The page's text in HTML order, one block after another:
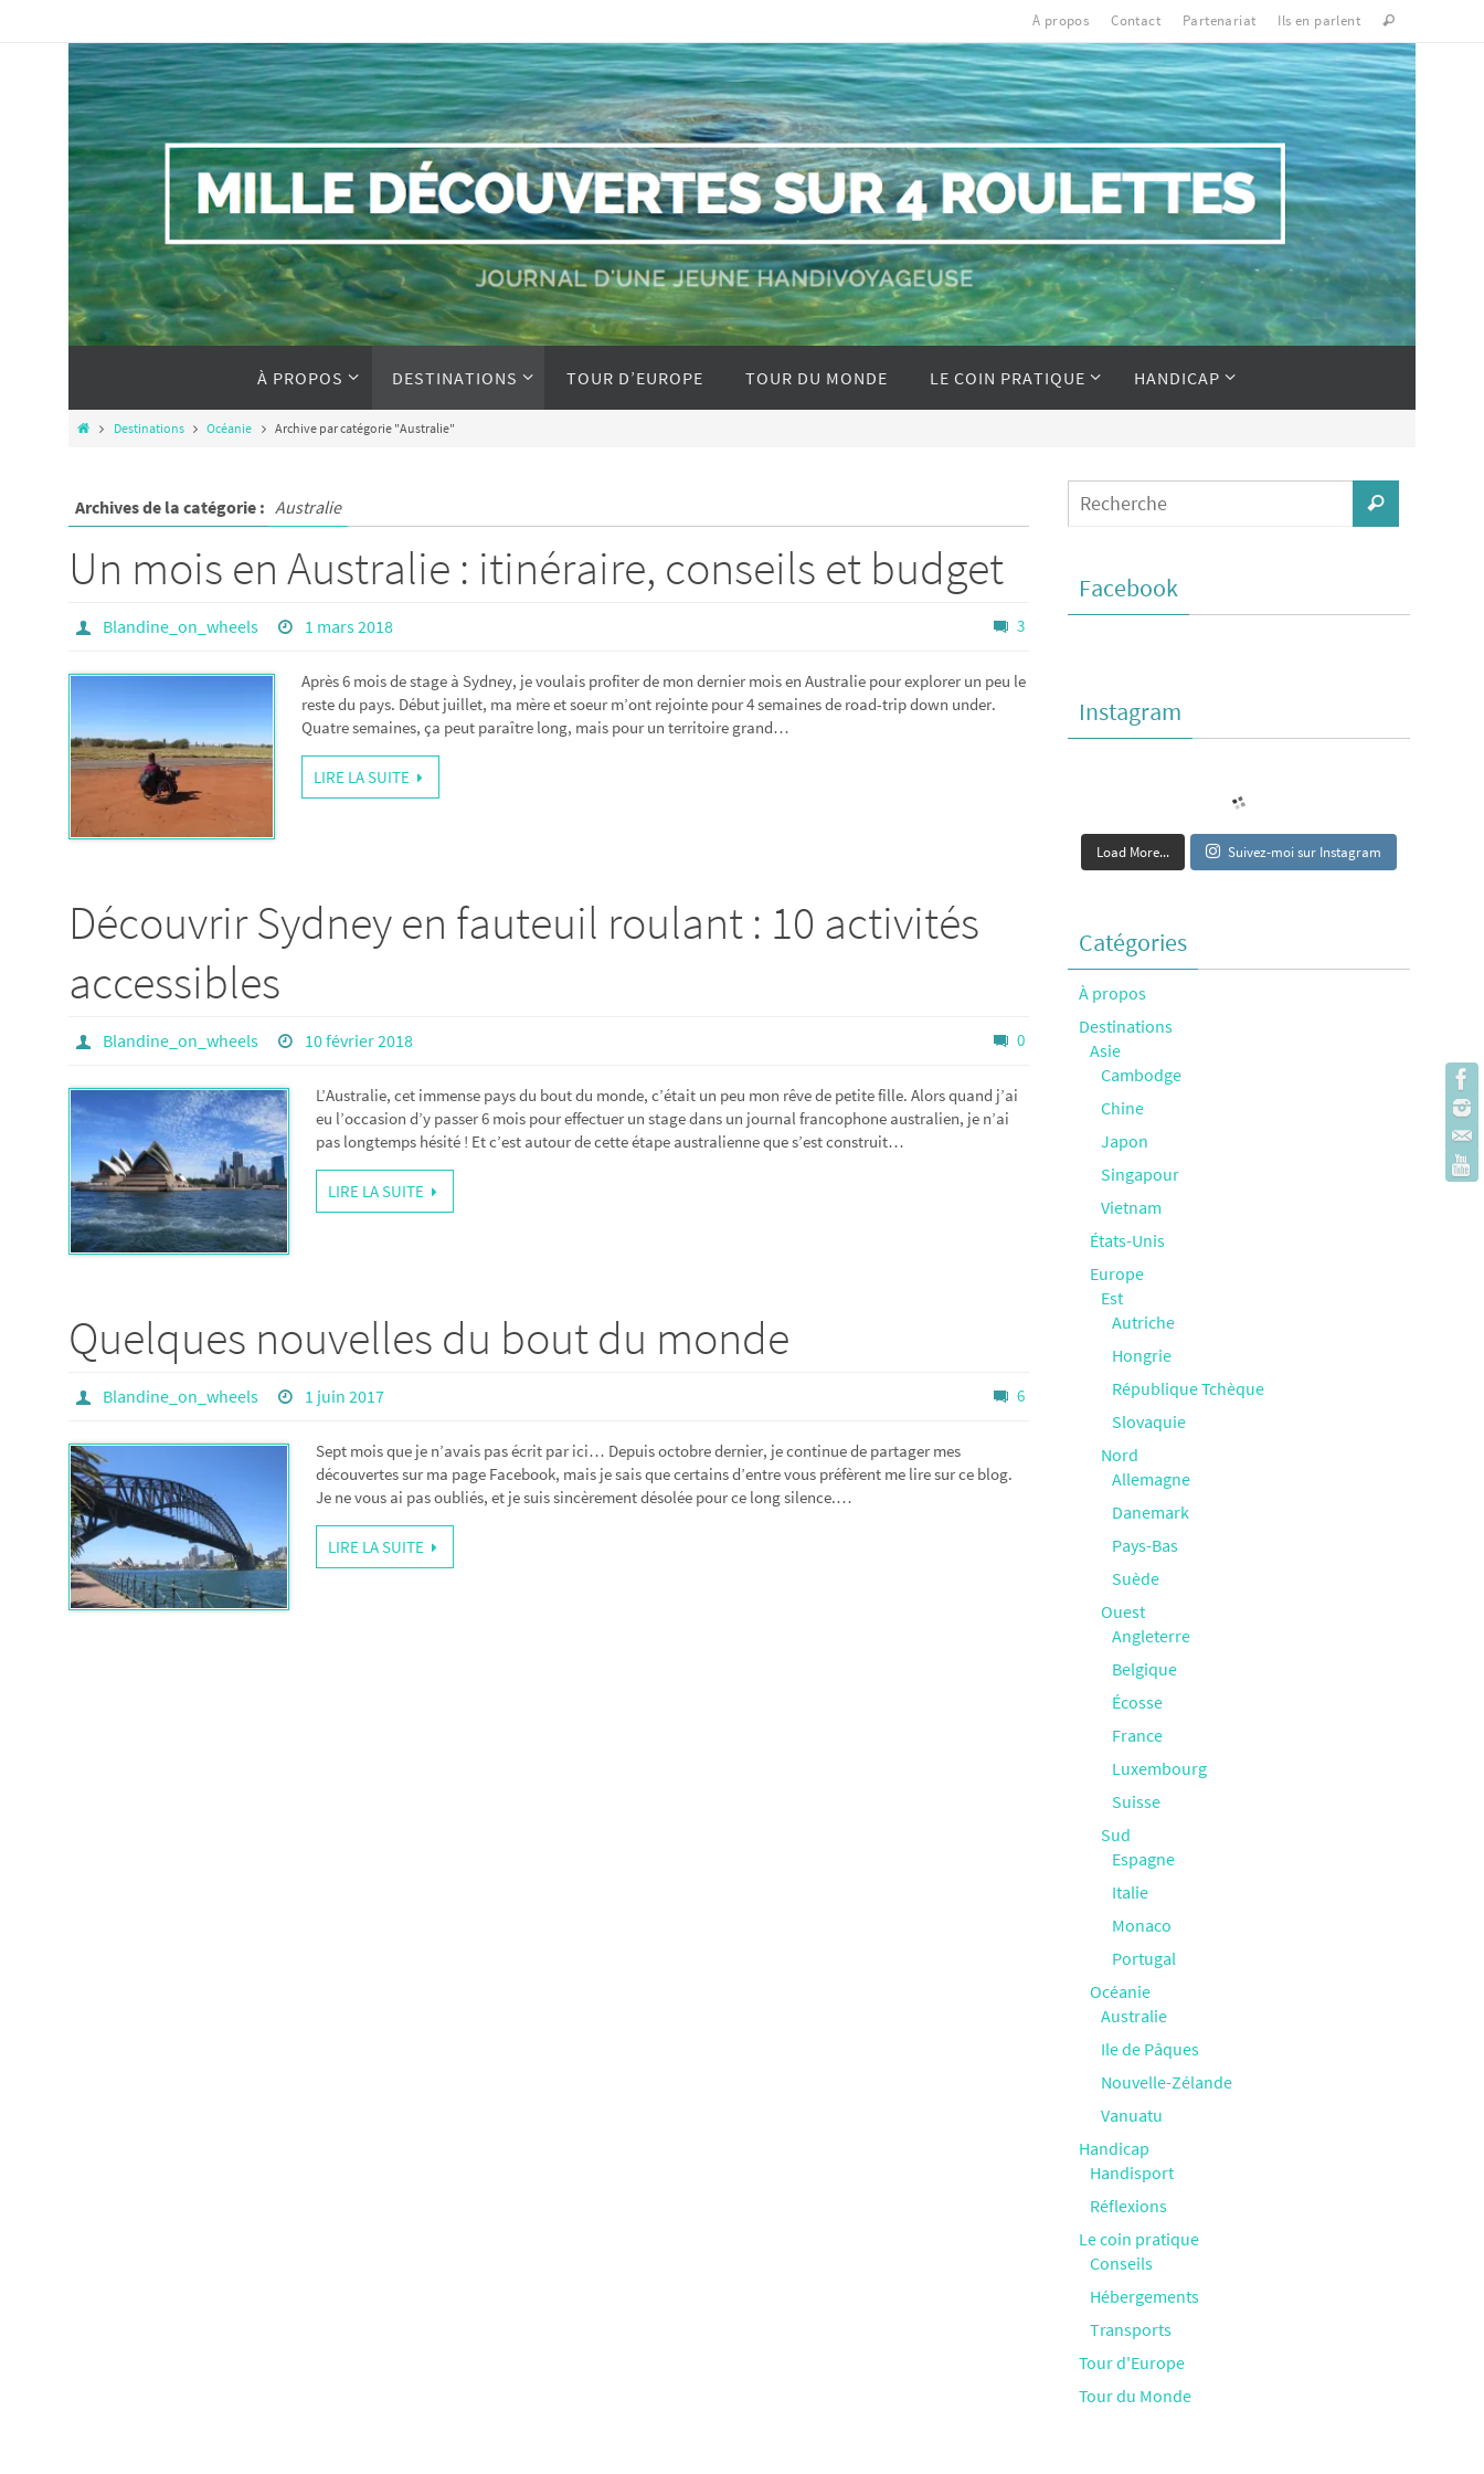
À propos Contact Partenariat Ils en parlent
À PROPOS DESTINATIONS TOUR D’EUROPE TOUR DU MONDE LE COIN PRATIQUE HANDICAP
Destinations Océanie Archive par catégorie "Australie"
Archives de la catégorie : Australie
Un mois en Australie : itinéraire, conseils et budget
Blandine_on_wheels 1 mars 2018 3
Après 6 mois de stage à Sydney, je voulais profiter de mon dernier mois en Australie pour explorer un peu le
reste du pays. Début juillet, ma mère et soeur m’ont rejointe pour 4 semaines de road-trip down under.
Quatre semaines, ça peut paraître long, mais pour un territoire grand…
LIRE LA SUITE
Découvrir Sydney en fauteuil roulant : 10 activités
accessibles
Blandine_on_wheels 10 février 2018 0
L’Australie, cet immense pays du bout du monde, c’était un peu mon rêve de petite fille. Alors quand j’ai
eu l’occasion d’y passer 6 mois pour effectuer un stage dans un journal francophone australien, je n’ai
pas longtemps hésité ! Et c’est autour de cette étape australienne que s’est construit…
LIRE LA SUITE
Quelques nouvelles du bout du monde
Blandine_on_wheels 1 juin 2017 6
Sept mois que je n’avais pas écrit par ici… Depuis octobre dernier, je continue de partager mes
découvertes sur ma page Facebook, mais je sais que certains d’entre vous préfèrent me lire sur ce blog.
Je ne vous ai pas oubliés, et je suis sincèrement désolée pour ce long silence.…
LIRE LA SUITE
Facebook
Instagram
Load More... Suivez-moi sur Instagram
Catégories
À propos
Destinations
Asie
Cambodge
Chine
Japon
Singapour
Vietnam
États-Unis
Europe
Est
Autriche
Hongrie
République Tchèque
Slovaquie
Nord
Allemagne
Danemark
Pays-Bas
Suède
Ouest
Angleterre
Belgique
Écosse
France
Luxembourg
Suisse
Sud
Espagne
Italie
Monaco
Portugal
Océanie
Australie
Ile de Pâques
Nouvelle-Zélande
Vanuatu
Handicap
Handisport
Réflexions
Le coin pratique
Conseils
Hébergements
Transports
Tour d'Europe
Tour du Monde